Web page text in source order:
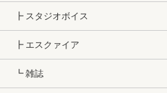
┣ スタジオボイス
┣ エスクァイア
┗ 雑誌